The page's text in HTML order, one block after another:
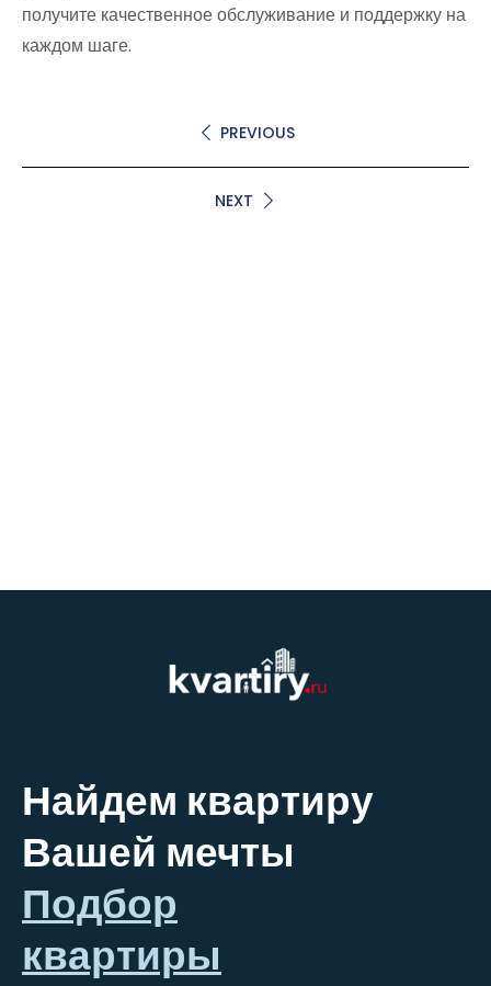
получите качественное обслуживание и поддержку на
каждом шаге.
PREVIOUS
NEXT
Найдем квартиру
Вашей мечты
Подбор
квартиры